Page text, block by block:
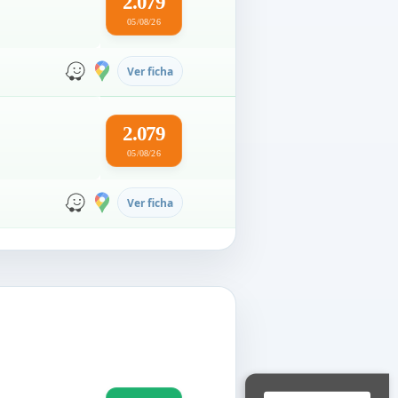
05/08/26
Ver ficha
2.079
05/08/26
Ver ficha